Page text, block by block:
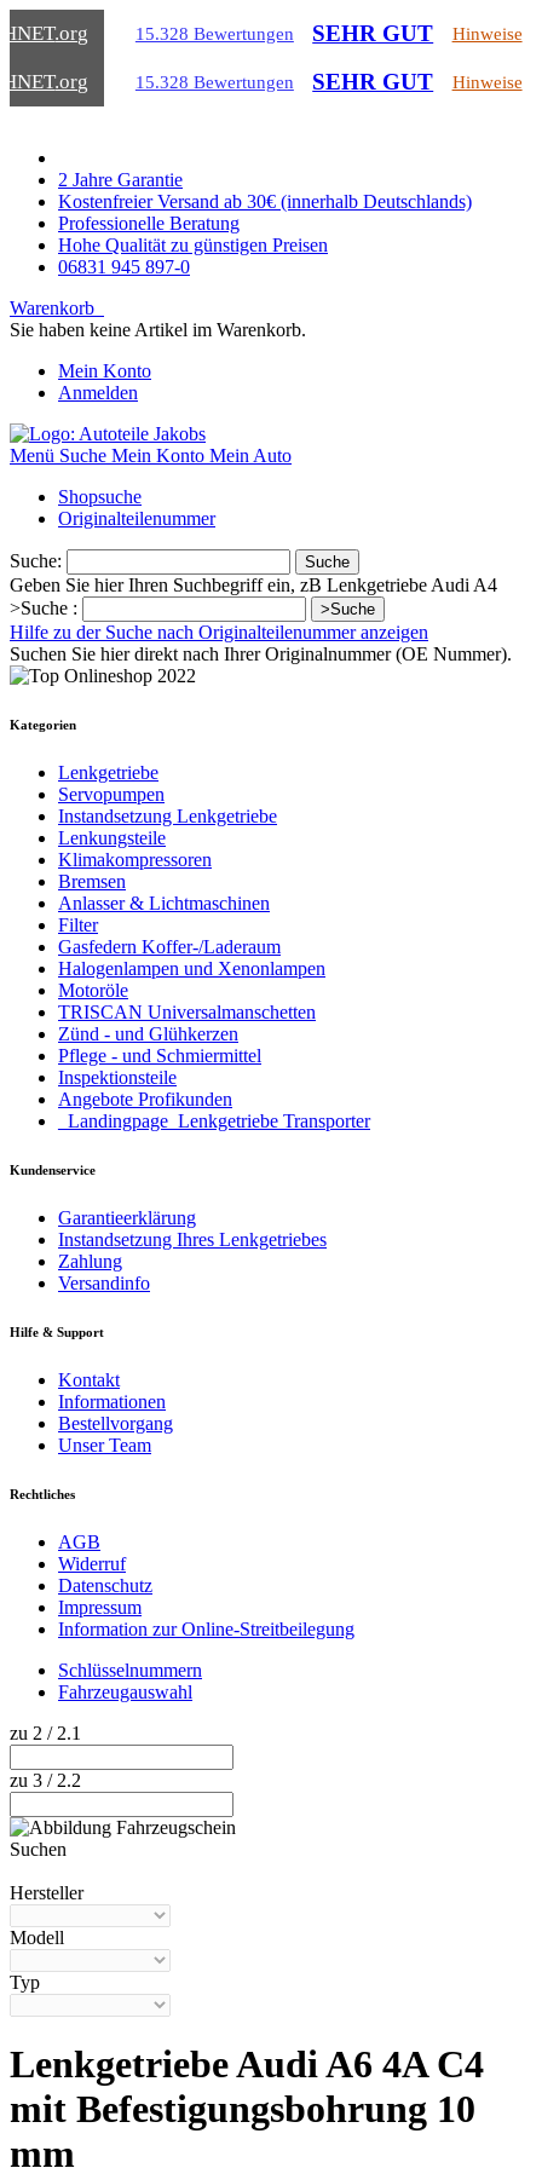
.org 15.328 Bewertungen SEHR GUT Hinweise
.org 15.328 Bewertungen SEHR GUT Hinweise
2 Jahre Garantie
Kostenfreier Versand ab 30€ (innerhalb Deutschlands)
Professionelle Beratung
Hohe Qualität zu günstigen Preisen
06831 945 897-0
Warenkorb
Sie haben keine Artikel im Warenkorb.
Mein Konto
Anmelden
Menü Suche Mein Konto Mein Auto
Shopsuche
Originalteilenummer
Suche: Suche
Geben Sie hier Ihren Suchbegriff ein, zB Lenkgetriebe Audi A4
>Suche :
>Suche
Hilfe zu der Suche nach Originalteilenummer anzeigen
Suchen Sie hier direkt nach Ihrer Originalnummer (OE Nummer).
Kategorien
Lenkgetriebe
Servopumpen
Instandsetzung Lenkgetriebe
Lenkungsteile
Klimakompressoren
Bremsen
Anlasser & Lichtmaschinen
Filter
Gasfedern Koffer-/Laderaum
Halogenlampen und Xenonlampen
Motoröle
TRISCAN Universalmanschetten
Zünd - und Glühkerzen
Pflege - und Schmiermittel
Inspektionsteile
Angebote Profikunden
_Landingpage_Lenkgetriebe Transporter
Kundenservice
Garantieerklärung
Instandsetzung Ihres Lenkgetriebes
Zahlung
Versandinfo
Hilfe & Support
Kontakt
Informationen
Bestellvorgang
Unser Team
Rechtliches
AGB
Widerruf
Datenschutz
Impressum
Information zur Online-Streitbeilegung
Schlüsselnummern
Fahrzeugauswahl
zu 2 / 2.1
zu 3 / 2.2
Suchen
Hersteller
Modell
Typ
Lenkgetriebe Audi A6 4A C4
mit Befestigungsbohrung 10
mm